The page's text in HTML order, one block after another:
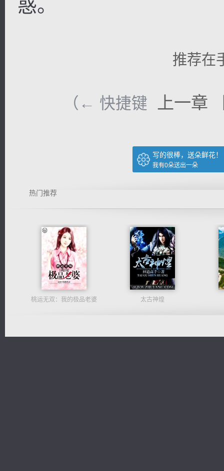
惑。
推荐在
（← 快捷键 上一章
写的很棒，送朵鲜花！
我有0朵送出一朵
热门推荐
桃运无双：我的极品老婆 太古神煌